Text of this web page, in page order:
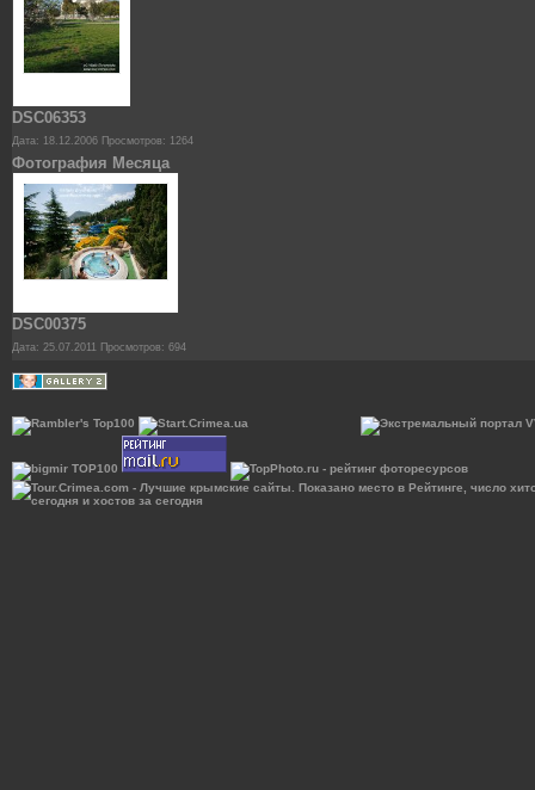
DSC06353
Дата: 18.12.2006 Просмотров: 1264
Фотография Месяца
DSC00375
Дата: 25.07.2011 Просмотров: 694